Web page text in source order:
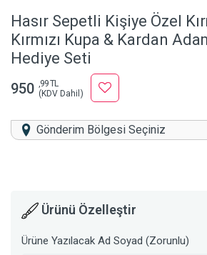
Hasır Sepetli Kişiye Özel
Kırmızı Kupa & Kardan
Hediye Seti
950 ,99 TL
(KDV Dahil)
Gönderim Bölgesi Seçiniz
Ürünü Özelleştir
Ürüne Yazılacak Ad Soyad (Zorunlu)